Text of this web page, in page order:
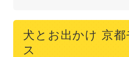
犬とお出かけ 京
ス